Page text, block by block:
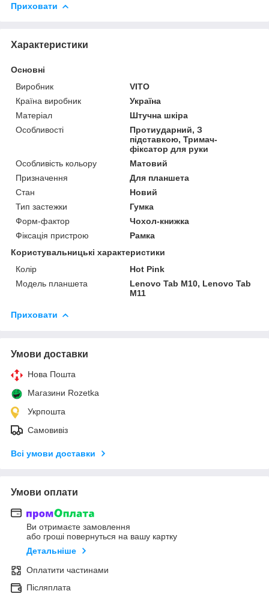
Приховати
Характеристики
Основні
Виробник
VITO
Країна виробник
Україна
Матеріал
Штучна шкіра
Особливості
Протиударний, З
підставкою, Тримач-
фіксатор для руки
Особливість кольору
Матовий
Призначення
Для планшета
Стан
Новий
Тип застежки
Гумка
Форм-фактор
Чохол-книжка
Фіксація пристрою
Рамка
Користувальницькі характеристики
Колір
Hot Pink
Модель планшета
Lenovo Tab M10, Lenovo Tab
M11
Приховати
Умови доставки
Нова Пошта
Магазини Rozetka
Укрпошта
Самовивіз
Всі умови доставки
Умови оплати
Ви отримаєте замовлення
або гроші повернуться на вашу картку
Детальніше
Оплатити частинами
Післяплата